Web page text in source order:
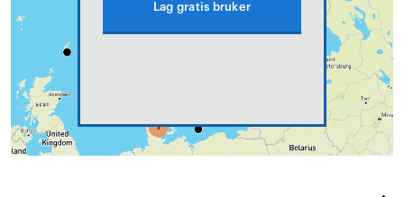
Lag gratis bruker